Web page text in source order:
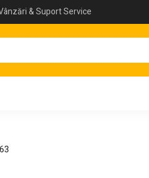
& Suport Service